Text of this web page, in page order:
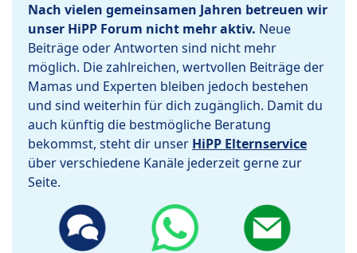
Nach vielen gemeinsamen Jahren betreuen wir
unser HiPP Forum nicht mehr aktiv. Neue
Beiträge oder Antworten sind nicht mehr
möglich. Die zahlreichen, wertvollen Beiträge der
Mamas und Experten bleiben jedoch bestehen
und sind weiterhin für dich zugänglich. Damit du
auch künftig die bestmögliche Beratung
bekommst, steht dir unser HiPP Elternservice
über verschiedene Kanäle jederzeit gerne zur
Seite.